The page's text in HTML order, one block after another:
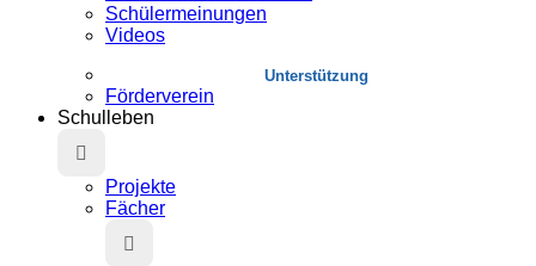
Schülermeinungen
Videos
Unterstützung
Förderverein
Schulleben
Projekte
Fächer